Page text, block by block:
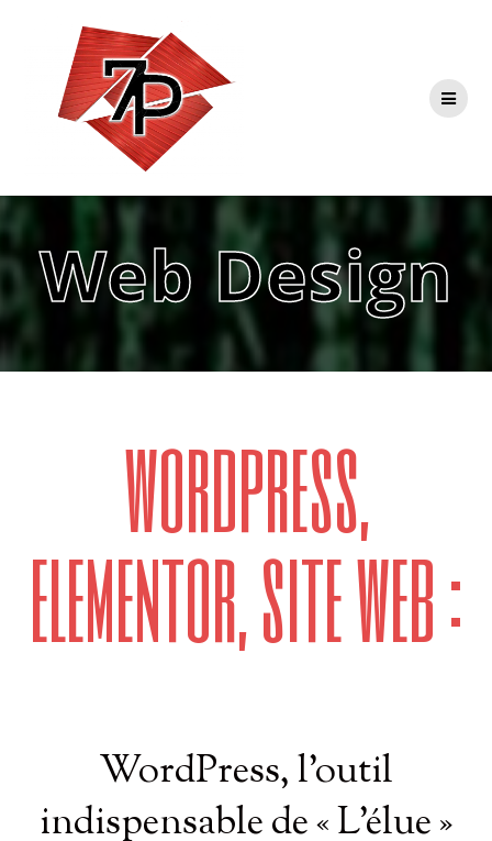
Web Design
wordpress,
elementor, site web :
WordPress, l’outil
indispensable de « L’élue »